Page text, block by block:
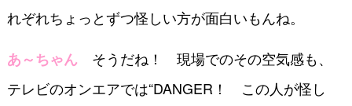
れぞれちょっとずつ怪しい方が面白いもんね。
あ～ちゃん そうだね！ 現場でのその空気感も、
テレビのオンエアでは“DANGER！ この人が怪し